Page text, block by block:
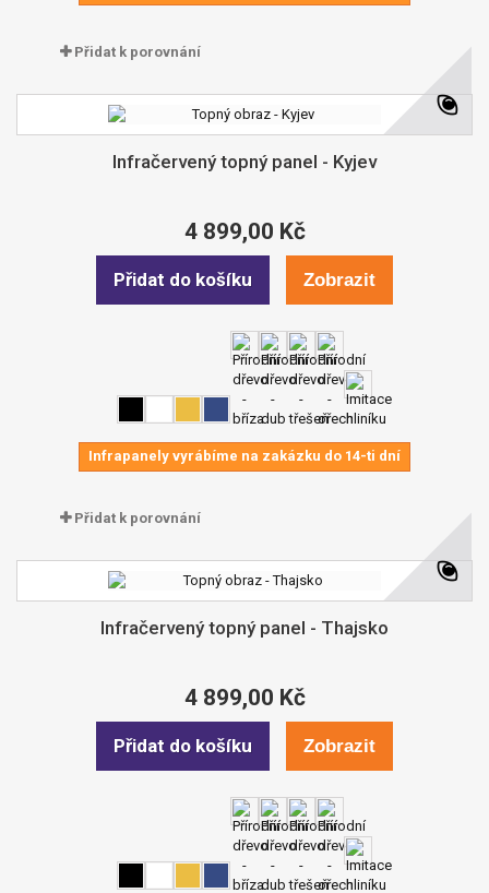
Přidat k porovnání
Infračervený topný panel - Kyjev
4 899,00 Kč
Přidat do košíku Zobrazit
Infrapanely vyrábíme na zakázku do 14-ti dní
Přidat k porovnání
Infračervený topný panel - Thajsko
4 899,00 Kč
Přidat do košíku Zobrazit